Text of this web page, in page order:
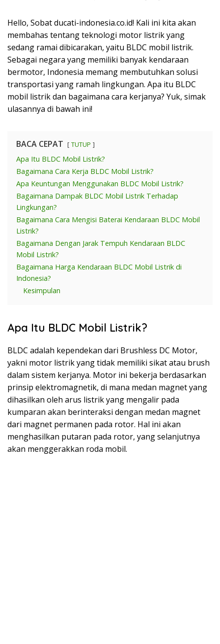
Hello, Sobat ducati-indonesia.co.id! Kali ini kita akan
membahas tentang teknologi motor listrik yang
sedang ramai dibicarakan, yaitu BLDC mobil listrik.
Sebagai negara yang memiliki banyak kendaraan
bermotor, Indonesia memang membutuhkan solusi
transportasi yang ramah lingkungan. Apa itu BLDC
mobil listrik dan bagaimana cara kerjanya? Yuk, simak
ulasannya di bawah ini!
BACA CEPAT TUTUP
Apa Itu BLDC Mobil Listrik?
Bagaimana Cara Kerja BLDC Mobil Listrik?
Apa Keuntungan Menggunakan BLDC Mobil Listrik?
Bagaimana Dampak BLDC Mobil Listrik Terhadap
Lingkungan?
Bagaimana Cara Mengisi Baterai Kendaraan BLDC Mobil
Listrik?
Bagaimana Dengan Jarak Tempuh Kendaraan BLDC
Mobil Listrik?
Bagaimana Harga Kendaraan BLDC Mobil Listrik di
Indonesia?
Kesimpulan
Apa Itu BLDC Mobil Listrik?
BLDC adalah kependekan dari Brushless DC Motor,
yakni motor listrik yang tidak memiliki sikat atau brush
dalam sistem kerjanya. Motor ini bekerja berdasarkan
prinsip elektromagnetik, di mana medan magnet yang
dihasilkan oleh arus listrik yang mengalir pada
kumparan akan berinteraksi dengan medan magnet
dari magnet permanen pada rotor. Hal ini akan
menghasilkan putaran pada rotor, yang selanjutnya
akan menggerakkan roda mobil.